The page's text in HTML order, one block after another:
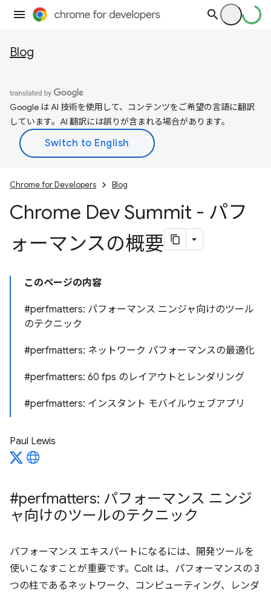
Blog
Google は AI 技術を使用して、コンテンツをご希望の言語に翻訳
しています。AI 翻訳には誤りが含まれる場合があります。
Chrome for Developers Blog
Chrome Dev Summit - パフ
ォーマンスの概要
このページの内容
#perfmatters: パフォーマンス ニンジャ向けのツール
のテクニック
#perfmatters: ネットワーク パフォーマンスの最適化
#perfmatters: 60 fps のレイアウトとレンダリング
#perfmatters: インスタント モバイルウェブアプリ
Paul Lewis
#perfmatters: パフォーマンス ニンジ
ャ向けのツールのテクニック
パフォーマンス エキスパートになるには、開発ツールを
使いこなすことが重要です。Colt は、パフォーマンスの 3
つの柱であるネットワーク、コンピューティング、レンダ